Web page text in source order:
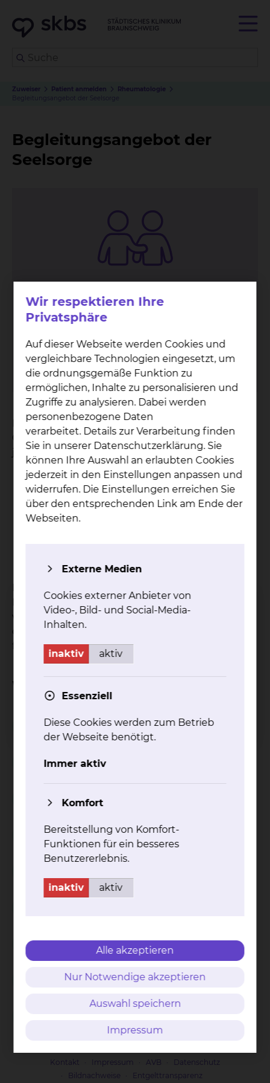
Zuweiser Patient anmelden
Rheumatologie
Begleitungsangebot der Seelsorge
Begleitungsangebot der
Seelsorge
Seel­sor­ge
Auf der folgenden Seite finden Sie die
Kontaktdaten der Seelsorgerinnen und
Seelsorger.
mehr
Die Zeit im Krankenhaus ist oft mit gemischten
Gefühlen verbunden. Viele wünschen sich, dass
jemand Zeit hat
da zu sein für das, was sie momentan bewegt
ihren Lebensgeschichten vertraulich
zuzuhören
ihre Sorgen und Ängste mit auszuhalten
mit ihnen neue Wege zu suchen.
Begleitung und Unterstützung an –
verschwiegen, kostenfrei und unabhängig davon,
ob Sie sich einer Kirche oder Religion zugehörig
fühlen.
Weitere Informationen
Seelsorgegespräche
Begleitung in Krisen
Sterbe- und Trauerbegleitung
Spirituelle Begleitung
Ethische Fallbesprechungen
Unterricht an der Krankenpflegeschule und
im Bildungszentrum
Kontakt Impressum AVB
Datenschutz
Bildnachweise
Entgelttransparenz
Wir respektieren Ihre
Privatsphäre
Auf dieser Webseite werden Cookies und
vergleichbare Technologien eingesetzt, um
die ordnungsgemäße Funktion zu
ermöglichen, Inhalte zu personalisieren und
Zugriffe zu analysieren. Dabei werden
personenbezogene Daten
verarbeitet. Details zur Verarbeitung finden
Sie in unserer Datenschutzerklärung. Sie
können Ihre Auswahl an erlaubten Cookies
jederzeit in den Einstellungen anpassen und
widerrufen. Die Einstellungen erreichen Sie
über den entsprechenden Link am Ende der
Webseiten.
Externe Medien
Cookies externer Anbieter von
Video-, Bild- und Social-Media-
Inhalten.
inaktiv aktiv
Essenziell
Diese Cookies werden zum Betrieb
der Webseite benötigt.
Immer aktiv
Komfort
Bereitstellung von Komfort-
Funktionen für ein besseres
Benutzererlebnis.
inaktiv aktiv
Alle akzeptieren
Nur Notwendige akzeptieren
Auswahl speichern
Impressum